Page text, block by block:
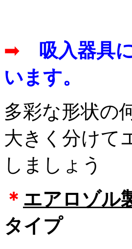
➡
吸入器具
います。
多彩な形状の
大きく分けて
しましょう
＊ エアロゾル
タイプ